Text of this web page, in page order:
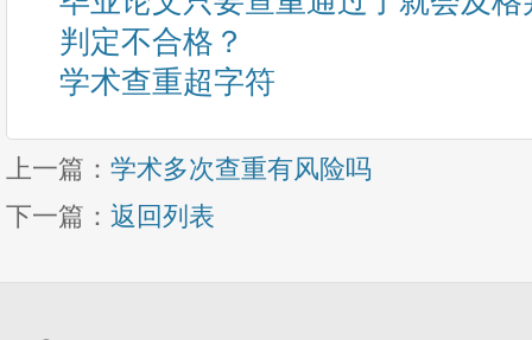
判定不合格？
学术查重超字符
上一篇： 学术多次查重有风险吗
下一篇： 返回列表